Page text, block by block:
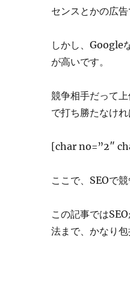
センスとかの広
しかし、Google
が高いです。
競争相手だって
で打ち勝たなけ
[char no=”2″
ここで、SEOで
この記事では
法まで、かなり